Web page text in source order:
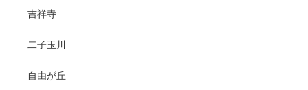
吉祥寺
二子玉川
自由が丘